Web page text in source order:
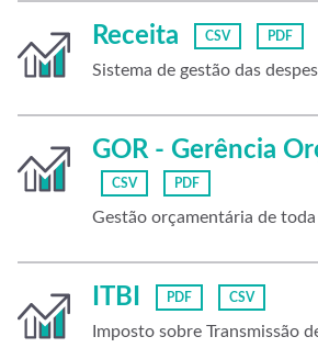
Receita CSV PDF
Sistema de gestão das
GOR - Gerência
CSV PDF
Gestão orçamentária de
ITBI PDF CSV
Imposto sobre Transmissão